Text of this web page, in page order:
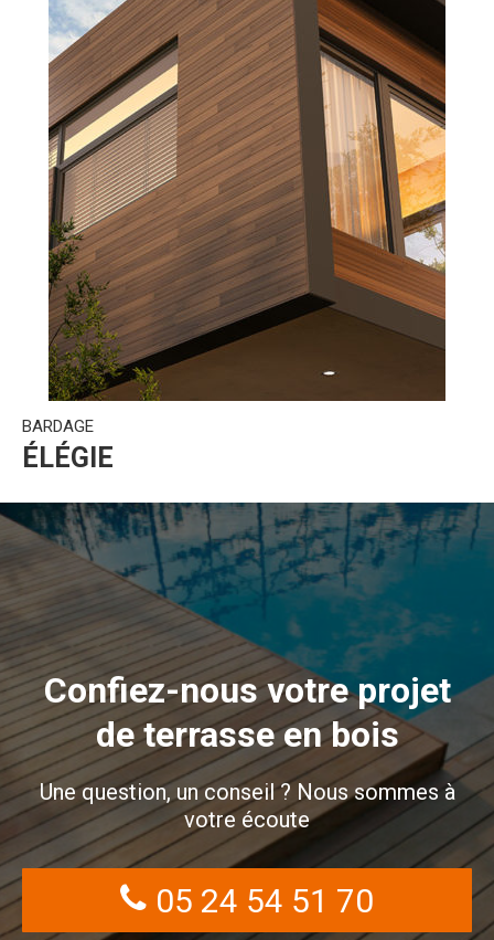
BARDAGE
ÉLÉGIE
Confiez-nous votre projet
de terrasse en bois
Une question, un conseil ? Nous sommes à
votre écoute
05 24 54 51 70